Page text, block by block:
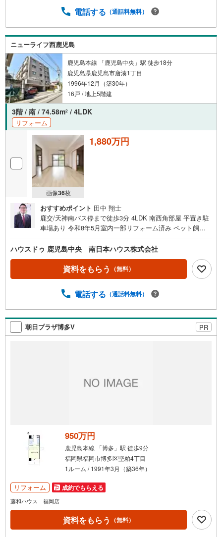
まで徒歩5分（約370m）・タイヨー武町店まで徒歩7分（約
病院まで徒歩9分（約710m）ご希望があれば近隣の資料を
お持ちいたします 他にもご覧になりたい物件があれば、遠
慮なくお申し付けください 店頭で住宅ローンのご相談、資
金計画、お申込みが可能です 売却のご相談・査定も無料で
受付中 お家のことならハウスドゥ鹿児島中央の南日本ハウ
スにお任せ下さい！
電話する （通話料無料）
ニューライフ西鹿児島
鹿児島本線 「鹿児島中央」駅 徒歩18分
鹿児島県鹿児島市唐湊1丁目
1996年12月（築30年）
16戸 / 地上5階建
3階 / 南 / 74.58m2 / 4LDK
リフォーム
画像36枚
1,880万円
おすすめポイント 田中 翔士
鹿交/天神南バス停まで徒歩3分 4LDK 南西角部屋 平置き駐
車場あり 令和8年5月室内一部リフォーム済み ペット飼育
フォーム済みです！＝リフォーム内容＝・浴室壁パネル張
り・トイレ、脱衣所クッションフロア張替え・床ウッドタ
イル張り・全洋室の壁、天井のクロス張替え・和室のクロ
ス、障子、襖張替え、畳表替え・エアコン清掃2台・網戸張
唐湊店まで徒歩3分（約210m）・BOOK OFF 唐湊店ま
（約440m）・唐湊郵便局まで徒歩6分（約460m）・武小学
校まで徒歩7分（約500m）・タイヨー唐湊店まで徒歩7分
（約560m）・神田（交通局前）まで徒歩7分（約560m）・
ハウスドゥ 鹿児島中央 南日本ハウス株式会社
資料をもらう （無料）
電話する （通話料無料）
朝日プラザ博多V PR
950万円
鹿児島本線 「博多」駅 徒歩9分
福岡県福岡市博多区堅粕4丁目
1ルーム / 1991年3月（築36年）
リフォーム 成約でもらえる
藤和ハウス 福岡店
資料をもらう （無料）